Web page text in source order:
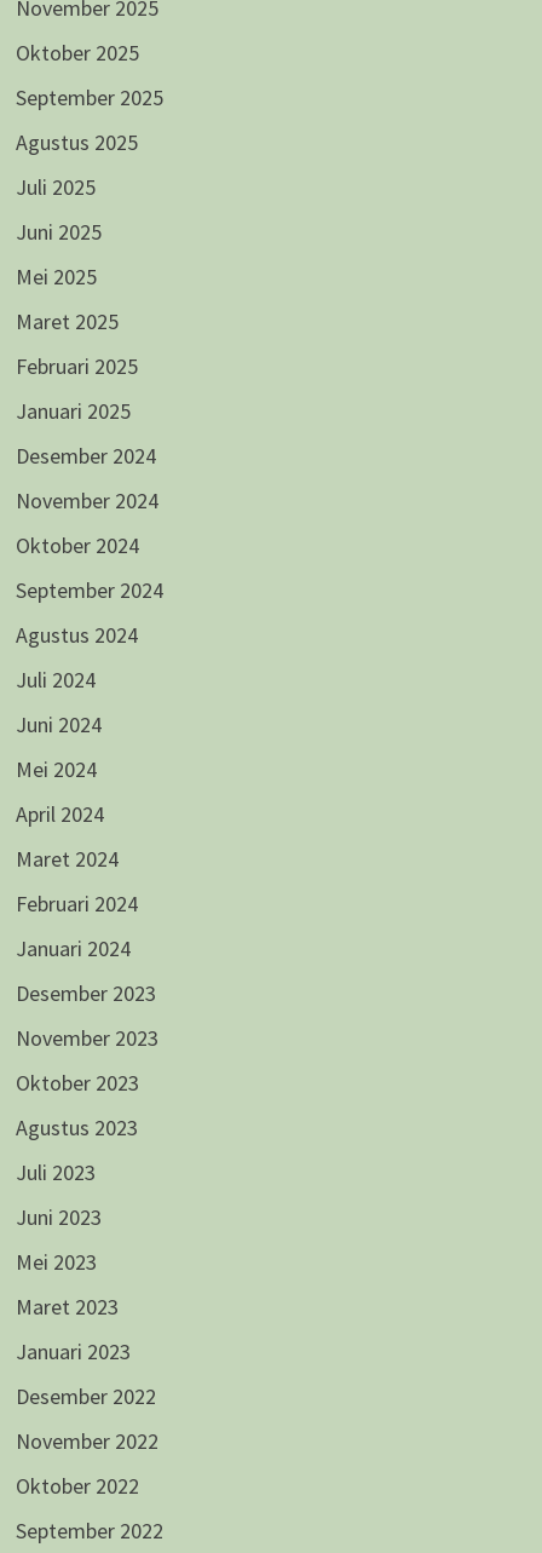
November 2025
Oktober 2025
September 2025
Agustus 2025
Juli 2025
Juni 2025
Mei 2025
Maret 2025
Februari 2025
Januari 2025
Desember 2024
November 2024
Oktober 2024
September 2024
Agustus 2024
Juli 2024
Juni 2024
Mei 2024
April 2024
Maret 2024
Februari 2024
Januari 2024
Desember 2023
November 2023
Oktober 2023
Agustus 2023
Juli 2023
Juni 2023
Mei 2023
Maret 2023
Januari 2023
Desember 2022
November 2022
Oktober 2022
September 2022